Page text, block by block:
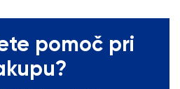
pomoč pri